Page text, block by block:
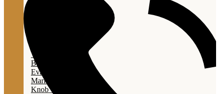
Wild Turkey
Bulleit Bourbon
Evan Williams
Marker's Mark
Knob Creek